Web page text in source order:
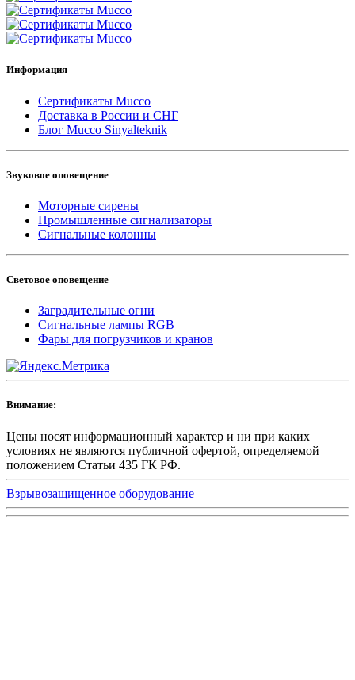
Информация
Сертификаты Mucco
Доставка в России и СНГ
Блог Mucco Sinyalteknik
Звуковое оповещение
Моторные сирены
Промышленные сигнализаторы
Сигнальные колонны
Световое оповещение
Заградительные огни
Сигнальные лампы RGB
Фары для погрузчиков и кранов
Внимание:
Цены носят информационный характер и ни при каких
условиях не являются публичной офертой, определяемой
положением Статьи 435 ГК РФ.
Взрывозащищенное оборудование